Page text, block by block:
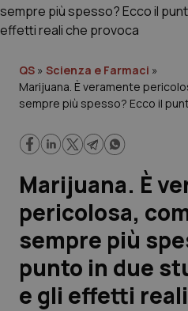
Cronache
Governo e Parlamento
Regioni e Asl
Lavoro e Professioni
Scienza e Farmaci
Studi e Analisi
Lettere al direttore
QS » Scienza e Farmaci »
Marijuana. È veramente
sempre più spesso? Ecco il
Marijuana. È
pericolosa,
sempre più
punto in due
e gli effetti